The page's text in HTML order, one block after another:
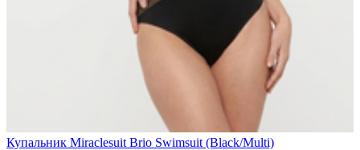
Купальник Miraclesuit Brio Swimsuit (Black/Multi)